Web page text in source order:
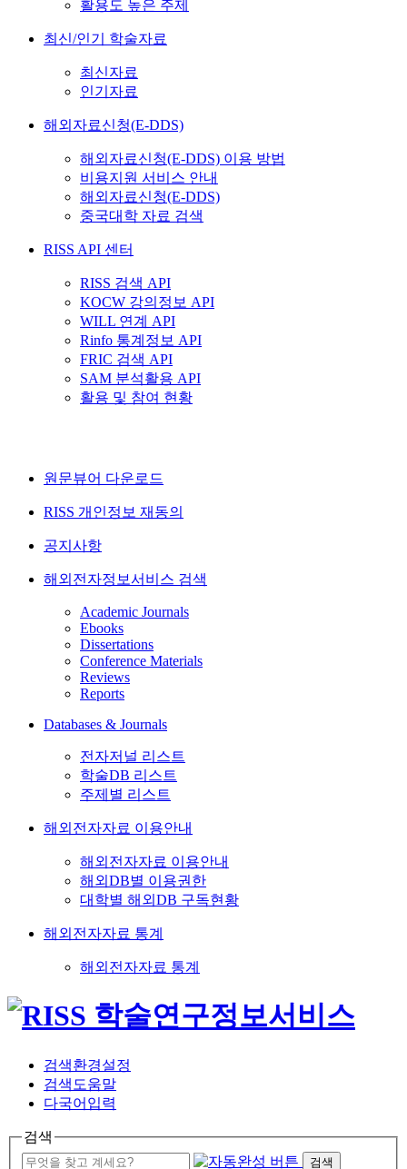
활용도 높은 주제
최신/인기 학술자료
최신자료
인기자료
해외자료신청(E-DDS)
해외자료신청(E-DDS) 이용 방법
비용지원 서비스 안내
해외자료신청(E-DDS)
중국대학 자료 검색
RISS API 센터
RISS 검색 API
KOCW 강의정보 API
WILL 연계 API
Rinfo 통계정보 API
FRIC 검색 API
SAM 분석활용 API
활용 및 참여 현황
원문뷰어 다운로드
RISS 개인정보 재동의
공지사항
해외전자정보서비스 검색
Academic Journals
Ebooks
Dissertations
Conference Materials
Reviews
Reports
Databases & Journals
전자저널 리스트
학술DB 리스트
주제별 리스트
해외전자자료 이용안내
해외전자자료 이용안내
해외DB별 이용권한
대학별 해외DB 구독현황
해외전자자료 통계
해외전자자료 통계
검색환경설정
검색도움말
다국어입력
검색
검색